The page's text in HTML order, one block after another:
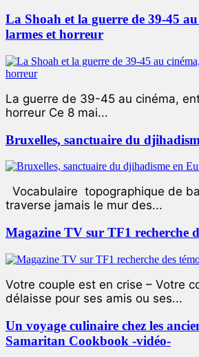
La Shoah et la guerre de 39-45
larmes et horreur
La guerre de 39-45 au cinéma,
horreur Ce 8 mai...
Bruxelles, sanctuaire du
Vocabulaire topographique de
traverse jamais le mur des...
Magazine TV sur TF1 recherche
Votre couple est en crise – Votre
délaisse pour ses amis ou ses...
Un voyage culinaire chez les
Samaritan Cookbook -vidéo-